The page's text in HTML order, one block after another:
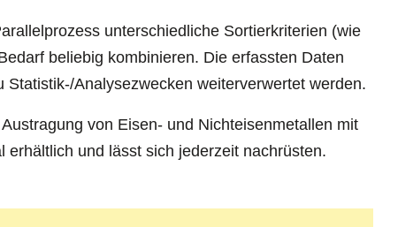
unterschiedliche Sortierkriterien (wie
beliebig kombinieren. Die erfassten Daten
Analysezwecken weiterverwertet werden.
von Eisen- und Nichteisenmetallen mit
und lässt sich jederzeit nachrüsten.